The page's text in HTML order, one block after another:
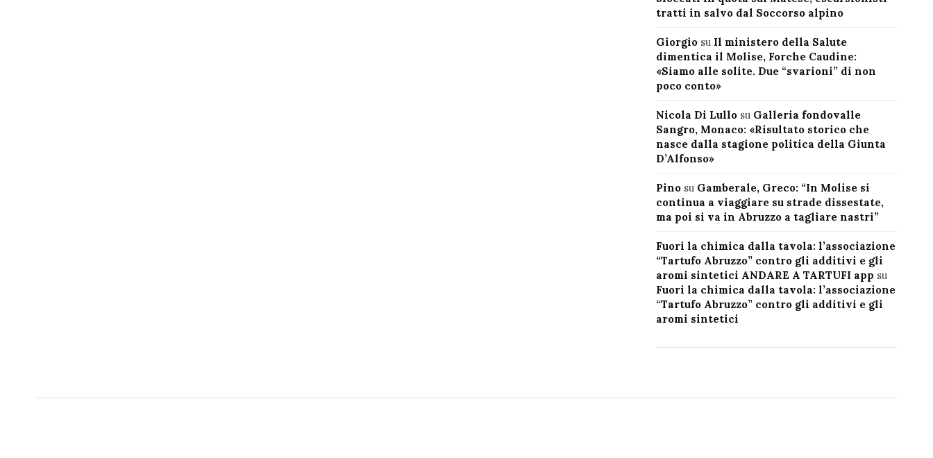
tratti in salvo dal Soccorso alpino
Giorgiosu Il ministero della Salute
dimentica il Molise, Forche Caudine:
«Siamo alle solite. Due “svarioni” di non
poco conto»
Nicola Di Lullosu Galleria fondovalle
Sangro, Monaco: «Risultato storico che
nasce dalla stagione politica della Giunta
D’Alfonso»
Pinosu Gamberale, Greco: “In Molise si
continua a viaggiare su strade dissestate,
ma poi si va in Abruzzo a tagliare nastri”
Fuori la chimica dalla tavola: l’associazione
“Tartufo Abruzzo” contro gli additivi e gli
aromi sintetici ANDARE A TARTUFI app su
Fuori la chimica dalla tavola: l’associazione
“Tartufo Abruzzo” contro gli additivi e gli
aromi sintetici